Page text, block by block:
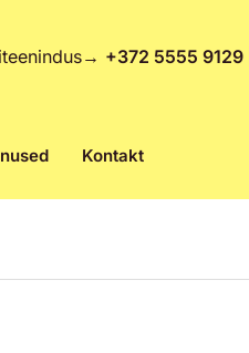
→ +372 5555 9129 |
Kontakt